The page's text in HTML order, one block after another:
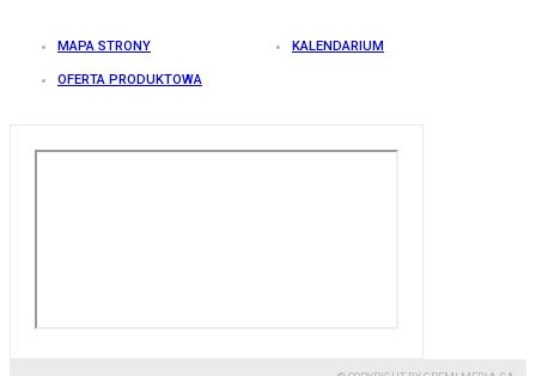
MAPA STRONY KALENDARIUM
OFERTA PRODUKTOWA